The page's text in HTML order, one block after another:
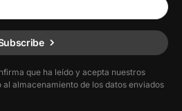
que ha leído y acepta nuestros
almacenamiento de los datos enviados